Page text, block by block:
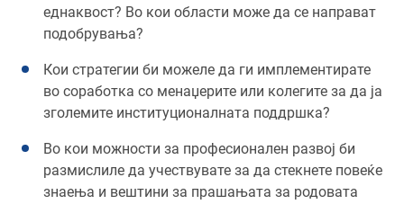
еднаквост? Во кои области може да се направат
подобрувања?
Кои стратегии би можеле да ги имплементирате
во соработка со менаџерите или колегите за да ја
зголемите институционалната поддршка?
Во кои можности за професионален развој би
размислиле да учествувате за да стекнете повеќе
знаења и вештини за прашањата за родовата